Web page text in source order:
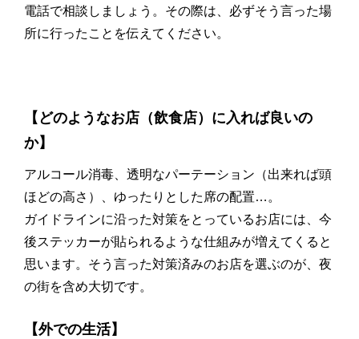
電話で相談しましょう。その際は、必ずそう言った場
所に行ったことを伝えてください。
【どのようなお店（飲食店）に入れば良いの
か】
アルコール消毒、透明なパーテーション（出来れば頭
ほどの高さ）、ゆったりとした席の配置…。
ガイドラインに沿った対策をとっているお店には、今
後ステッカーが貼られるような仕組みが増えてくると
思います。そう言った対策済みのお店を選ぶのが、夜
の街を含め大切です。
【外での生活】